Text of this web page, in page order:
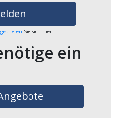
Sie sich hier
ein